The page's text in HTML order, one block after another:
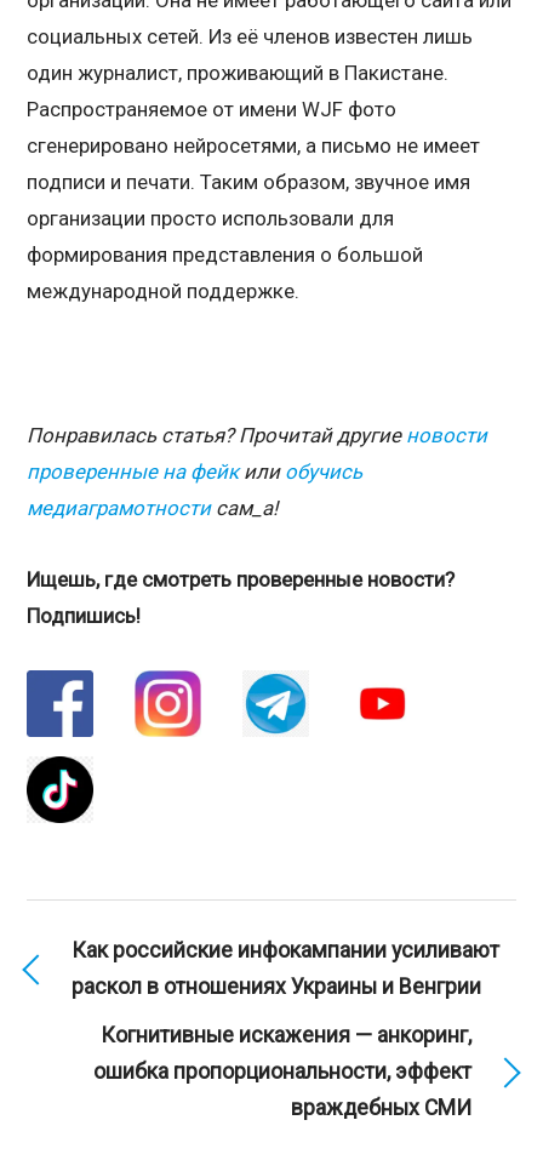
социальных сетей. Из её членов известен лишь
один журналист, проживающий в Пакистане.
Распространяемое от имени WJF фото
сгенерировано нейросетями, а письмо не имеет
подписи и печати. Таким образом, звучное имя
организации просто использовали для
формирования представления о большой
международной поддержке.
Понравилась статья? Прочитай другие новости
проверенные на фейкили обучись
медиаграмотностисам_а!
Ищешь, где смотреть проверенные новости?
Подпишись!
Как российские инфокампании усиливают
раскол в отношениях Украины и Венгрии
Когнитивные искажения — анкоринг,
ошибка пропорциональности, эффект
враждебных СМИ